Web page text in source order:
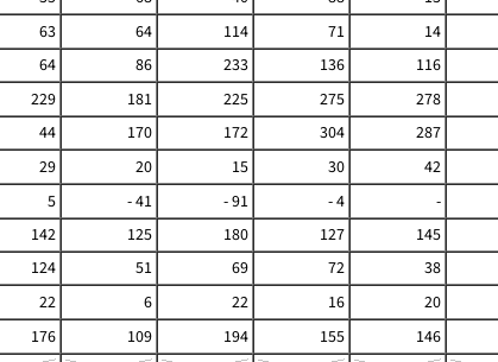
63 64 114 71
14
64 86 233 136
116
229 181 225 275
278
44 170 172 304
287
29 20 15 30
42
5 - 41 - 91 - 4
-
142 125 180 127
145
124 51 69 72
38
22 6 22 16
20
176 109 194 155
146